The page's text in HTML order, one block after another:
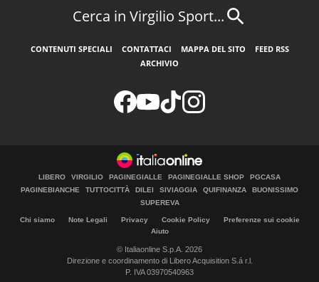
Cerca in Virgilio Sport...
CONTENUTI SPECIALI CONTATTACI MAPPA DEL SITO
FEED RSS
ARCHIVIO
LIBERO VIRGILIO PAGINEGIALLE PAGINEGIALLE SHOP
PGCASA
PAGINEBIANCHE
TUTTOCITTÀ DILEI SIVIAGGIA QUIFINANZA
BUONISSIMO
SUPEREVA
Chi siamo Note Legali Privacy Cookie Policy
Preferenze sui cookie
Aiuto
© Italiaonline S.p.A. 2026
Direzione e coordinamento di Libero Acquisition S.á r.l.
P. IVA 03970540963